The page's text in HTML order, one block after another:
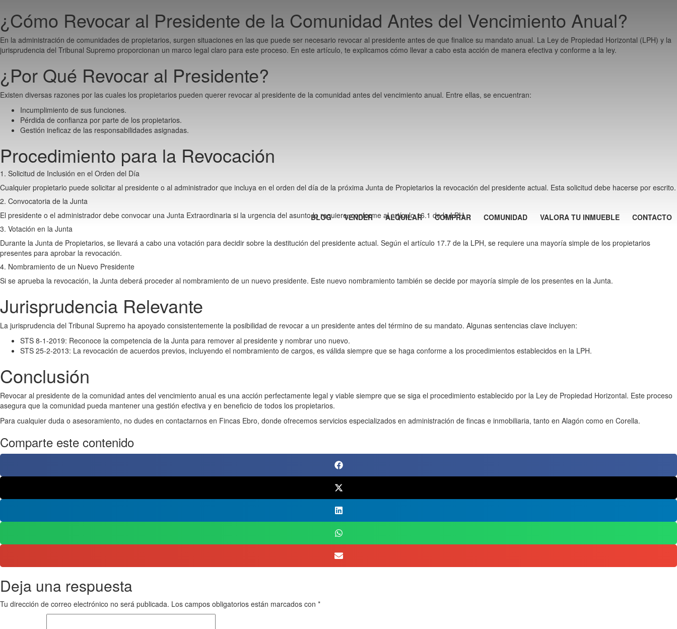
contenido
BLOG VENDER ALQUILAR COMPRAR COMUNIDAD VALORA TU INMUEBLE CONTACTO
¿Cómo Revocar al Presidente de la Comunidad Antes del Vencimiento Anual?
En la administración de comunidades de propietarios, surgen situaciones en las que puede ser necesario revocar al presidente antes de que finalice su mandato anual. La Ley de Propiedad Horizontal (LPH) y la
jurisprudencia del Tribunal Supremo proporcionan un marco legal claro para este proceso. En este artículo, te explicamos cómo llevar a cabo esta acción de manera efectiva y conforme a la ley.
¿Por Qué Revocar al Presidente?
Existen diversas razones por las cuales los propietarios pueden querer revocar al presidente de la comunidad antes del vencimiento anual. Entre ellas, se encuentran:
Incumplimiento de sus funciones.
Pérdida de confianza por parte de los propietarios.
Gestión ineficaz de las responsabilidades asignadas.
Procedimiento para la Revocación
1. Solicitud de Inclusión en el Orden del Día
Cualquier propietario puede solicitar al presidente o al administrador que incluya en el orden del día de la próxima Junta de Propietarios la revocación del presidente actual. Esta solicitud debe hacerse por escrito.
2. Convocatoria de la Junta
El presidente o el administrador debe convocar una Junta Extraordinaria si la urgencia del asunto lo requiere, conforme al artículo 16.1 de la LPH.
3. Votación en la Junta
Durante la Junta de Propietarios, se llevará a cabo una votación para decidir sobre la destitución del presidente actual. Según el artículo 17.7 de la LPH, se requiere una mayoría simple de los propietarios
presentes para aprobar la revocación.
4. Nombramiento de un Nuevo Presidente
Si se aprueba la revocación, la Junta deberá proceder al nombramiento de un nuevo presidente. Este nuevo nombramiento también se decide por mayoría simple de los presentes en la Junta.
Jurisprudencia Relevante
La jurisprudencia del Tribunal Supremo ha apoyado consistentemente la posibilidad de revocar a un presidente antes del término de su mandato. Algunas sentencias clave incluyen:
STS 8-1-2019: Reconoce la competencia de la Junta para remover al presidente y nombrar uno nuevo.
STS 25-2-2013: La revocación de acuerdos previos, incluyendo el nombramiento de cargos, es válida siempre que se haga conforme a los procedimientos establecidos en la LPH.
Conclusión
Revocar al presidente de la comunidad antes del vencimiento anual es una acción perfectamente legal y viable siempre que se siga el procedimiento establecido por la Ley de Propiedad Horizontal. Este proceso
asegura que la comunidad pueda mantener una gestión efectiva y en beneficio de todos los propietarios.
Para cualquier duda o asesoramiento, no dudes en contactarnos en Fincas Ebro, donde ofrecemos servicios especializados en administración de fincas e inmobiliaria, tanto en Alagón como en Corella.
Comparte este contenido
Deja una respuesta
Tu dirección de correo electrónico no será publicada. Los campos obligatorios están marcados con *